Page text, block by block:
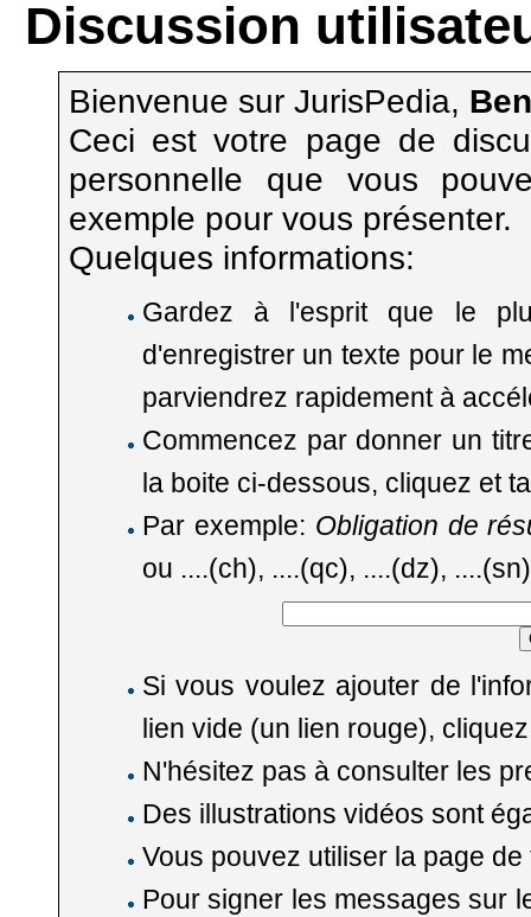
Discussion
Bienvenue sur JurisPedia,
Ceci est votre page de
personnelle que vous
exemple pour vous présenter.
Quelques informations:
Gardez à l'esprit que le
d'enregistrer un texte pour le
parviendrez rapidement à
Commencez par donner un
la boite ci-dessous, cliquez et
Par exemple: Obligation de
ou ....(ch), ....(qc), ....(dz),
Si vous voulez ajouter de
lien vide (un lien rouge),
N'hésitez pas à consulter les
Des illustrations vidéos sont
Vous pouvez utiliser la page de
Pour signer les messages sur